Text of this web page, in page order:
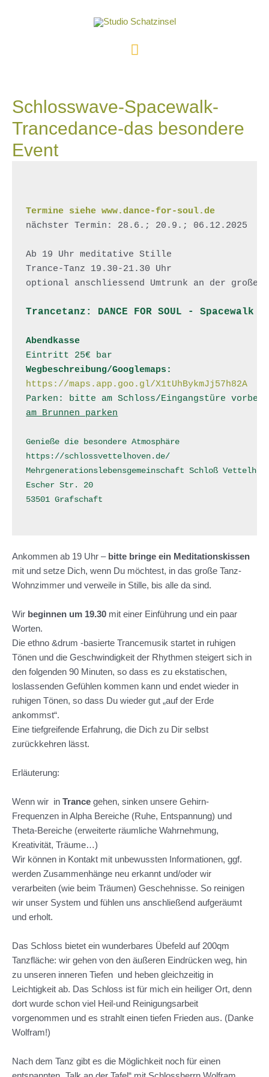
Hauptmenü
Schlosswave-Spacewalk-
Trancedance-das besondere
Event
Termine siehe www.dance-for-soul.de
nächster Termin: 28.6.; 20.9.; 06.12.2025
Ab 19 Uhr meditative Stille
Trance-Tanz 19.30-21.30 Uhr
optional anschliessend Umtrunk an der
Trancetanz: DANCE FOR SOUL -
Abendkasse
Eintritt 25€ bar
Wegbeschreibung/Googlemaps:
https://maps.app.goo.gl/X1tUhBykmJj57h82A
Parken: bitte am Schloss/Eingangstüre
am Brunnen parken
Genieße die besondere Atmosphäre
https://schlossvettelhoven.de/
Mehrgenerationslebensgemeinschaft Schloß
Escher Str. 20
53501 Grafschaft
Ankommen ab 19 Uhr – bitte bringe ein Meditationskissen
mit und setze Dich, wenn Du möchtest, in das große Tanz-
Wohnzimmer und verweile in Stille, bis alle da sind.
Wir beginnen um 19.30 mit einer Einführung und ein paar
Worten.
Die ethno &drum -basierte Trancemusik startet in ruhigen
Tönen und die Geschwindigkeit der Rhythmen steigert sich in
den folgenden 90 Minuten, so dass es zu ekstatischen,
loslassenden Gefühlen kommen kann und endet wieder in
ruhigen Tönen, so dass Du wieder gut „auf der Erde
ankommst“.
Eine tiefgreifende Erfahrung, die Dich zu Dir selbst
zurückkehren lässt.
Erläuterung:
Wenn wir in Trance gehen, sinken unsere Gehirn-
Frequenzen in Alpha Bereiche (Ruhe, Entspannung) und
Theta-Bereiche (erweiterte räumliche Wahrnehmung,
Kreativität, Träume…)
Wir können in Kontakt mit unbewussten Informationen, ggf.
werden Zusammenhänge neu erkannt und/oder wir
verarbeiten (wie beim Träumen) Geschehnisse. So reinigen
wir unser System und fühlen uns anschließend aufgeräumt
und erholt.
Das Schloss bietet ein wunderbares Übefeld auf 200qm
Tanzfläche: wir gehen von den äußeren Eindrücken weg, hin
zu unseren inneren Tiefen und heben gleichzeitig in
Leichtigkeit ab. Das Schloss ist für mich ein heiliger Ort, denn
dort wurde schon viel Heil-und Reinigungsarbeit
vorgenommen und es strahlt einen tiefen Frieden aus. (Danke
Wolfram!)
Nach dem Tanz gibt es die Möglichkeit noch für einen